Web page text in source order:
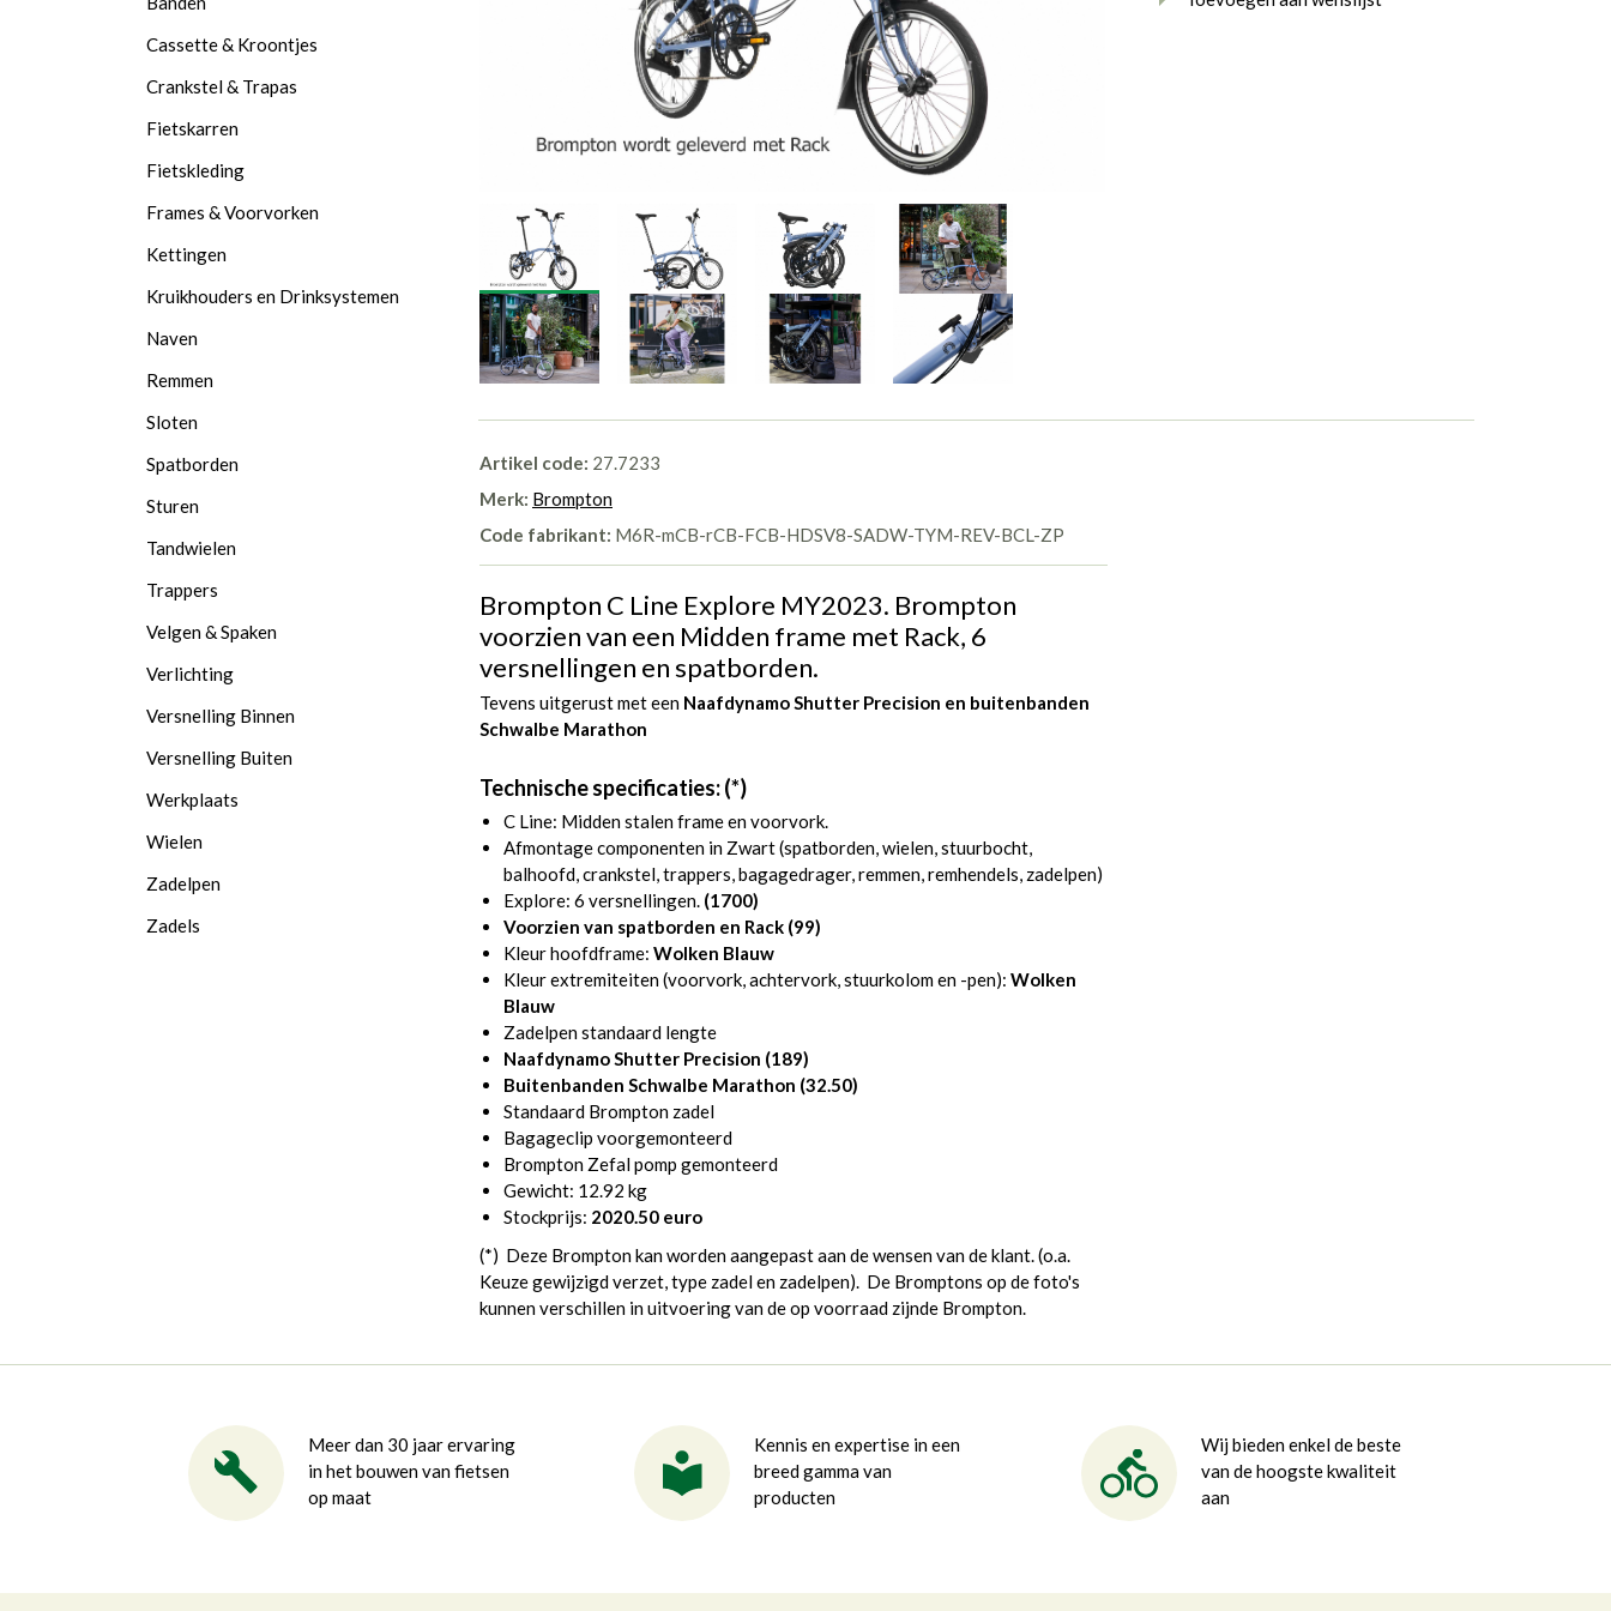
Artikel code: 27.7233
Merk: Brompton
Code fabrikant: M6R-mCB-rCB-FCB-HDSV8-SADW-TYM-REV-BCL-ZP
Brompton C Line Explore MY2023. Brompton
voorzien van een Midden frame met Rack, 6
versnellingen en spatborden.
Tevens uitgerust met een Naafdynamo Shutter Precision en buitenbanden
Schwalbe Marathon
Technische specificaties: (*)
C Line: Midden stalen frame en voorvork.
Afmontage componenten in Zwart (spatborden, wielen, stuurbocht,
balhoofd, crankstel, trappers, bagagedrager, remmen, remhendels, zadelpen)
Explore: 6 versnellingen. (1700)
Voorzien van spatborden en Rack (99)
Kleur hoofdframe: Wolken Blauw
Kleur extremiteiten (voorvork, achtervork, stuurkolom en -pen): Wolken
Blauw
Zadelpen standaard lengte
Naafdynamo Shutter Precision (189)
Buitenbanden Schwalbe Marathon (32.50)
Standaard Brompton zadel
Bagageclip voorgemonteerd
Brompton Zefal pomp gemonteerd
Gewicht: 12.92 kg
Stockprijs: 2020.50 euro
(*) Deze Brompton kan worden aangepast aan de wensen van de klant. (o.a.
Keuze gewijzigd verzet, type zadel en zadelpen). De Bromptons op de foto's
kunnen verschillen in uitvoering van de op voorraad zijnde Brompton.
Cassette & Kroontjes
Crankstel & Trapas
Fietskarren
Fietskleding
Frames & Voorvorken
Kettingen
Kruikhouders en Drinksystemen
Naven
Remmen
Sloten
Spatborden
Sturen
Tandwielen
Trappers
Velgen & Spaken
Verlichting
Versnelling Binnen
Versnelling Buiten
Werkplaats
Wielen
Zadelpen
Zadels
Meer dan 30 jaar ervaring
in het bouwen van fietsen
op maat
Kennis en expertise in een
breed gamma van
producten
Wij bieden enkel de beste
van de hoogste kwaliteit
aan